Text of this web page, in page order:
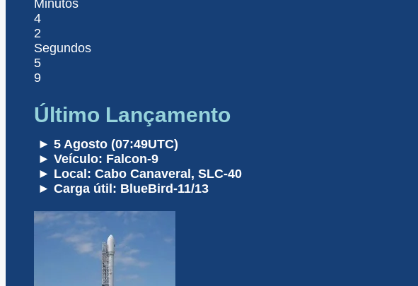
Minutos
4
2
Segundos
5
9
Último Lançamento
► 5 Agosto (07:49UTC)
► Veículo: Falcon-9
► Local: Cabo Canaveral, SLC-40
► Carga útil: BlueBird-11/13